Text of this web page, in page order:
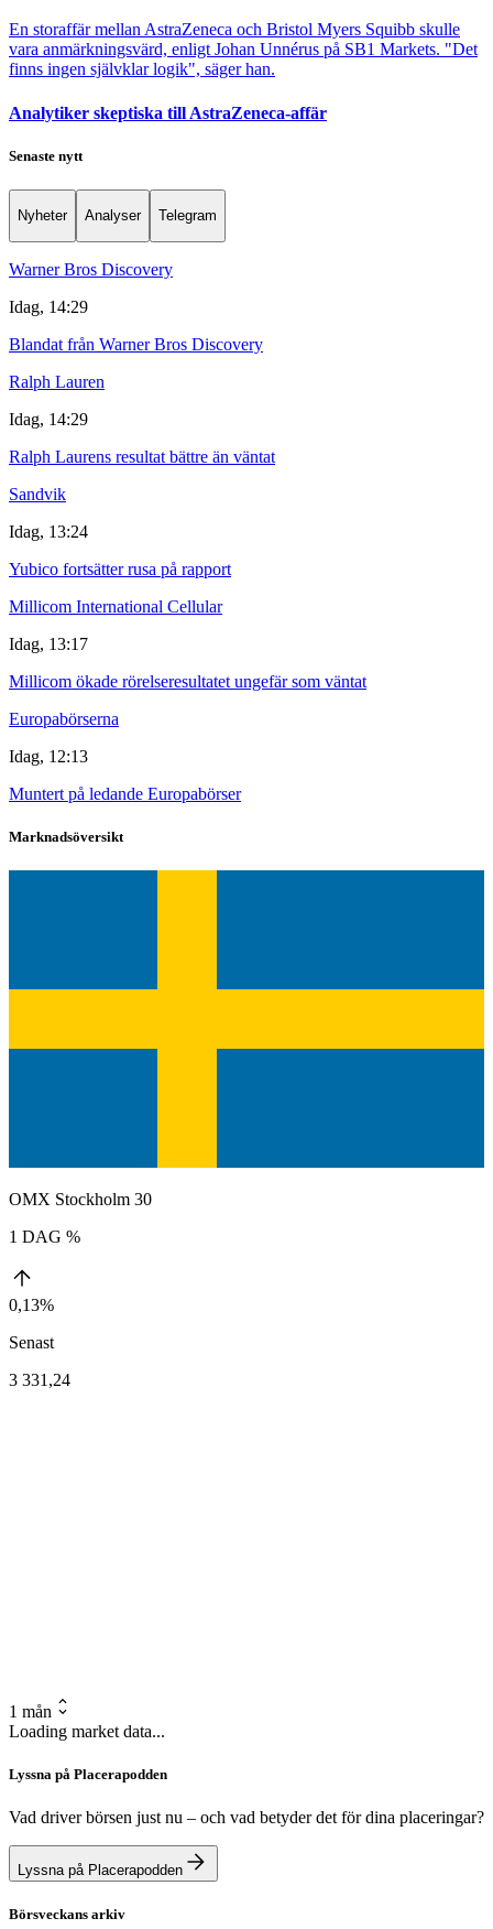
En storaffär mellan AstraZeneca och Bristol Myers Squibb skulle
vara anmärkningsvärd, enligt Johan Unnérus på SB1 Markets. "Det
finns ingen självklar logik", säger han.
Analytiker skeptiska till AstraZeneca-affär
Senaste nytt
Nyheter Analyser Telegram
Warner Bros Discovery
Idag, 14:29
Blandat från Warner Bros Discovery
Ralph Lauren
Idag, 14:29
Ralph Laurens resultat bättre än väntat
Sandvik
Idag, 13:24
Yubico fortsätter rusa på rapport
Millicom International Cellular
Idag, 13:17
Millicom ökade rörelseresultatet ungefär som väntat
Europabörserna
Idag, 12:13
Muntert på ledande Europabörser
Marknadsöversikt
OMX Stockholm 30
1 DAG %
0,13%
Senast
3 331,24
1 mån
Loading market data...
Lyssna på Placerapodden
Vad driver börsen just nu – och vad betyder det för dina placeringar?
Lyssna på Placerapodden
Börsveckans arkiv